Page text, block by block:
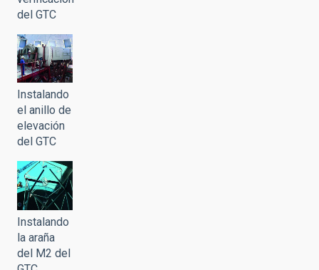
del GTC
Instalando
el anillo de
elevación
del GTC
Instalando
la araña
del M2 del